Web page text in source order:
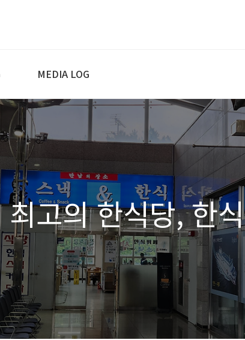
MEDIA LOG
고의 한식당, 한식